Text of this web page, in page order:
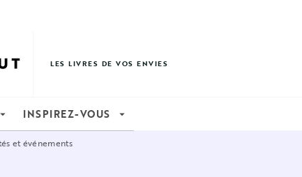
LES LIVRES DE VOS ENVIES
arrow_drop_down INSPIREZ-VOUS arrow_drop_down
et événements